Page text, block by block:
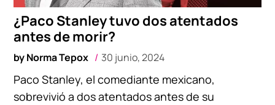
¿Paco Stanley tuvo dos atentados
antes de morir?
byNorma Tepox 30 junio, 2024
Paco Stanley, el comediante mexicano,
sobrevivió a dos atentados antes de su